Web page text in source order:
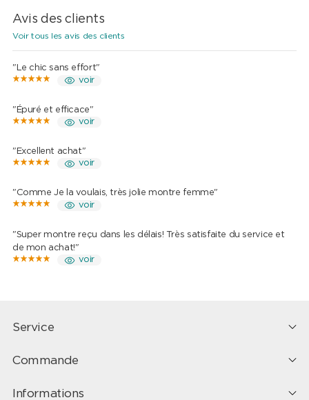
Avis des clients
Voir tous les avis des clients
"Le chic sans effort"
voir
"Épuré et efficace"
voir
"Excellent achat"
voir
"Comme Je la voulais, très jolie montre femme"
voir
"Super montre reçu dans les délais! Très satisfaite du service et
de mon achat!"
voir
Service
Commande
Informations